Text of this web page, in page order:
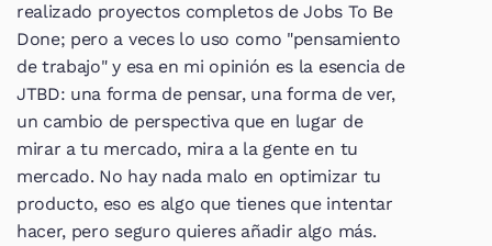
realizado proyectos completos de Jobs To Be
Done; pero a veces lo uso como "pensamiento
de trabajo" y esa en mi opinión es la esencia de
JTBD: una forma de pensar, una forma de ver,
un cambio de perspectiva que en lugar de
mirar a tu mercado, mira a la gente en tu
mercado. No hay nada malo en optimizar tu
producto, eso es algo que tienes que intentar
hacer, pero seguro quieres añadir algo más.